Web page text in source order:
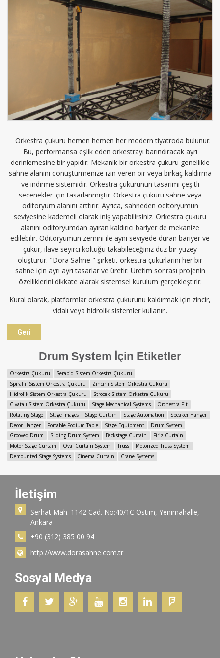
Orkestra çukuru hemen hemen her modern tiyatroda bulunur.
Bu, performansa eşlik eden orkestrayı barındıracak ayrı
derinlemesine bir yapıdır. Mekanik bir orkestra çukuru genellikle
sahne alanını dönüştürmenize izin veren bir veya birkaç kaldırma
ve indirme sistemidir. Orkestra çukurunun tasarımı çeşitli
seçenekler için tasarlanmıştır. Orkestra çukuru sahne veya
oditoryum alanını arttırır. Ayrıca, sahneden oditoryumun
seviyesine kademeli olarak iniş yapabilirsiniz. Orkestra çukuru
alanını oditoryumdan ayıran kaldırıcı bariyer de mekanize
edilebilir. Oditoryumun zemini ile aynı seviyede duran bariyer ve
çukur, ilave seyirci koltuğu takabileceğiniz düz bir yüzey
oluşturur. "Dora Sahne " şirketi, orkestra çukurlarını her bir
sahne için ayrı ayrı tasarlar ve üretir. Üretim sonrası projenin
özelliklerini dikkate alarak sistemsel kurulum gerçekleştirir.
Kural olarak, platformlar orkestra çukurunu kaldırmak için zincir,
vidalı veya hidrolik sistemler kullanır..
Geri
Drum System İçin Etiketler
Orkestra Çukuru
Serapid Sistem Orkestra Çukuru
Spirallif Sistem Orkestra Çukuru
Zincirli Sistem Orkestra Çukuru
Hidrolik Sistem Orkestra Çukuru
Strocek Sistem Orkestra Çukuru
Cıvatalı Sistem Orkestra Çukuru
Stage Mechanical Systems
Orchestra Pit
Rotating Stage
Stage Images Stage Curtain Stage Automation
Speaker Hanger
Decor Hanger
Portable Podium Table Stage Equipment
Drum System
Grooved Drum
Sliding Drum System Backstage Curtain
Firiz Curtain
Motor Stage Curtain
Oval Curtain System Truss
Motorized Truss System
Demounted Stage Systems
Cinema Curtain Crane Systems
İletişim
Serhat Mah. 1142 Cad. No:40/1C Ostim, Yenimahalle,
Ankara
+90 (312) 385 00 94
http://www.dorasahne.com.tr
Sosyal Medya